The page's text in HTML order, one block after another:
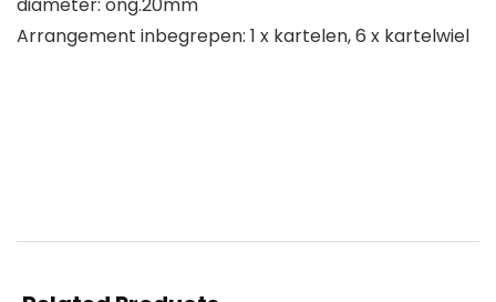
diameter: ong.20mm
Arrangement inbegrepen: 1 x kartelen, 6 x kartelwiel